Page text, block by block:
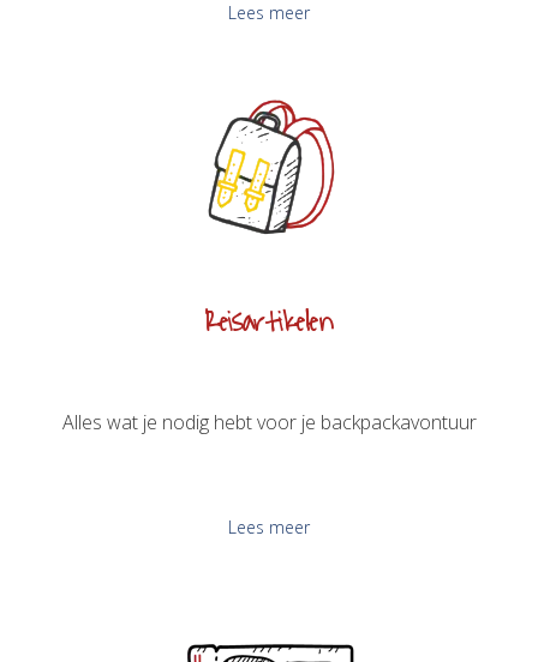
Lees meer
Reisartikelen
Alles wat je nodig hebt voor je backpackavontuur
Lees meer